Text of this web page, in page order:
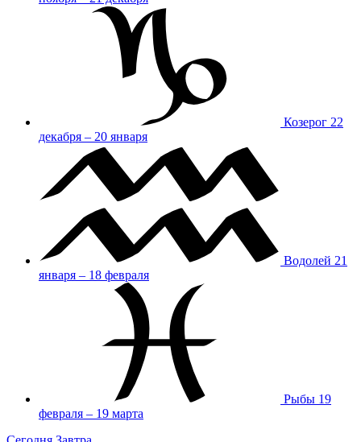
Козерог 22
декабря – 20 января
Водолей 21
января – 18 февраля
Рыбы 19
февраля – 19 марта